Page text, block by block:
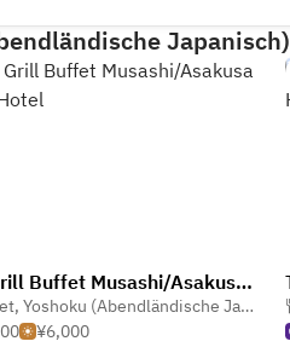
Japanisch)
Sky Grill Buffet Musashi/Asakusa View Hotel
, Yoshoku (Abendländische Japanisch)
¥6,000